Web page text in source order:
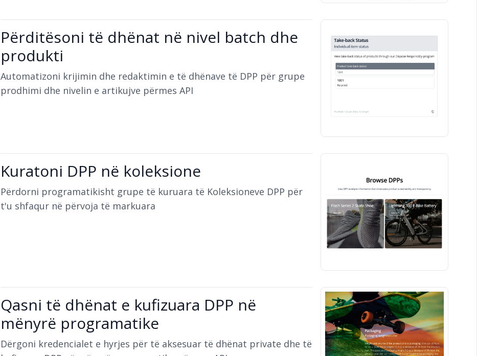
Përditësoni të dhënat në nivel batch dhe
produkti
Automatizoni krijimin dhe redaktimin e të dhënave të DPP për grupe
prodhimi dhe nivelin e artikujve përmes API
Kuratoni DPP në koleksione
Përdorni programatikisht grupe të kuruara të Koleksioneve DPP për
t'u shfaqur në përvoja të markuara
Qasni të dhënat e kufizuara DPP në
mënyrë programatike
Dërgoni kredencialet e hyrjes për të aksesuar të dhënat private dhe të